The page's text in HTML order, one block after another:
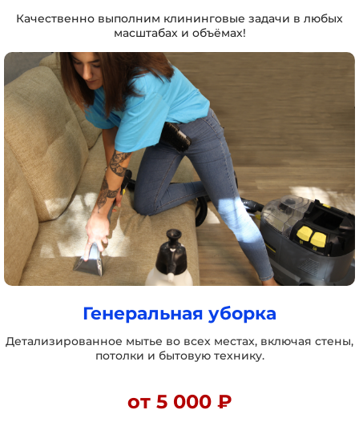
Качественно выполним клининговые задачи в любых
масштабах и объёмах!
Генеральная уборка
Детализированное мытье во всех местах, включая стены,
потолки и бытовую технику.
от 5 000 ₽